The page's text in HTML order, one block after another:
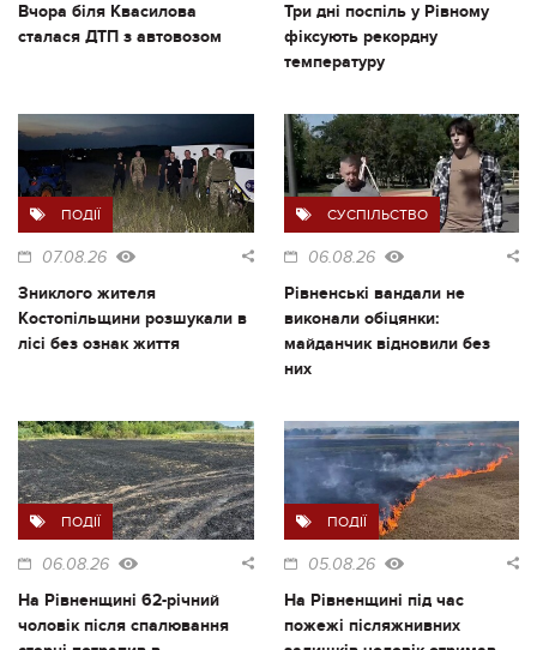
Вчора біля Квасилова
сталася ДТП з автовозом
Три дні поспіль у Рівному
фіксують рекордну
температуру
ПОДІЇ
07.08.26
Зниклого жителя
Костопільщини розшукали в
лісі без ознак життя
СУСПІЛЬСТВО
06.08.26
Рівненські вандали не
виконали обіцянки:
майданчик відновили без
них
ПОДІЇ
06.08.26
На Рівненщині 62-річний
чоловік після спалювання
ПОДІЇ
05.08.26
На Рівненщині під час
пожежі післяжнивних